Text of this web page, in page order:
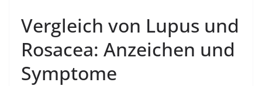
Vergleich von Lupus und
Rosacea: Anzeichen und
Symptome